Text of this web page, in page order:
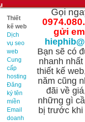
Thiết
kế web
Dịch
vụ seo
web
Cung
cấp
hosting
Đăng
ký tên
miền
Email
doanh
Gọi
gửi
Bạn sẽ có
nhanh
thiết kế
năm cũng
đãi về
những gì
bị trước khi